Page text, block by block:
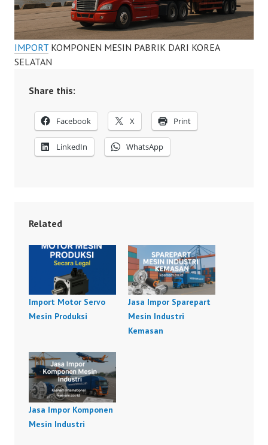
IMPORT KOMPONEN MESIN PABRIK DARI KOREA
SELATAN
Share this:
Facebook X Print
LinkedIn WhatsApp
Related
Import Motor Servo
Mesin Produksi
Jasa Impor Sparepart
Mesin Industri
Kemasan
Jasa Impor Komponen
Mesin Industri